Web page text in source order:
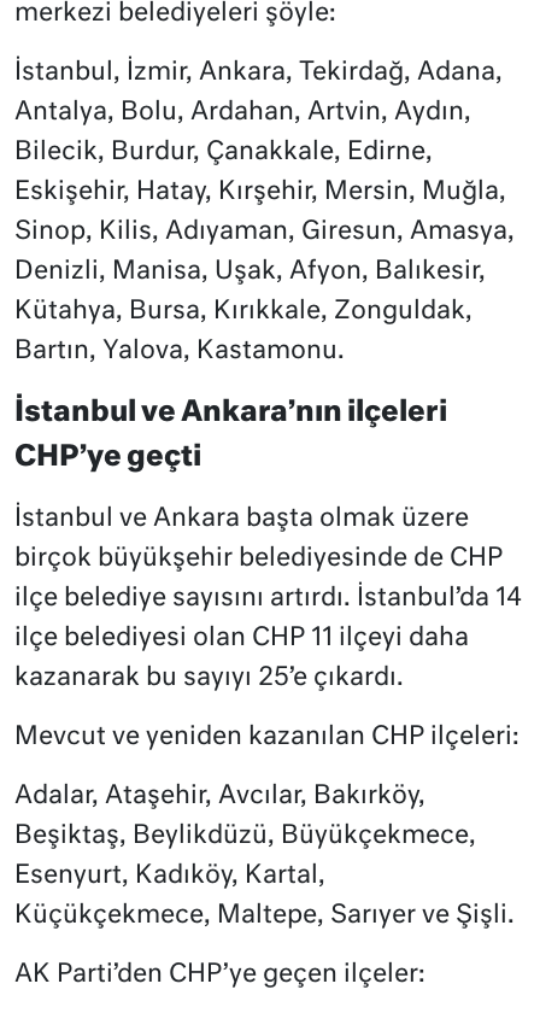
merkezi belediyeleri şöyle:
İstanbul, İzmir, Ankara, Tekirdağ, Adana,
Antalya, Bolu, Ardahan, Artvin, Aydın,
Bilecik, Burdur, Çanakkale, Edirne,
Eskişehir, Hatay, Kırşehir, Mersin, Muğla,
Sinop, Kilis, Adıyaman, Giresun, Amasya,
Denizli, Manisa, Uşak, Afyon, Balıkesir,
Kütahya, Bursa, Kırıkkale, Zonguldak,
Bartın, Yalova, Kastamonu.
İstanbul ve Ankara’nın ilçeleri
CHP’ye geçti
İstanbul ve Ankara başta olmak üzere
birçok büyükşehir belediyesinde de CHP
ilçe belediye sayısını artırdı. İstanbul’da 14
ilçe belediyesi olan CHP 11 ilçeyi daha
kazanarak bu sayıyı 25’e çıkardı.
Mevcut ve yeniden kazanılan CHP ilçeleri:
Adalar, Ataşehir, Avcılar, Bakırköy,
Beşiktaş, Beylikdüzü, Büyükçekmece,
Esenyurt, Kadıköy, Kartal,
Küçükçekmece, Maltepe, Sarıyer ve Şişli.
AK Parti’den CHP’ye geçen ilçeler: